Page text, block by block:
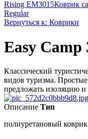
Rising EM3015Коврик
Regular
Вернуться к: Коврики
Easy Camp
Классический
видов туризма.
предложать изоляцию и
Описание Тип
полиуретановый коврик